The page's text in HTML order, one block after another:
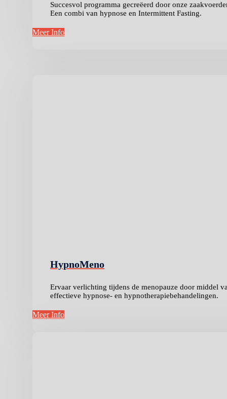
Succesvol programma gecreëerd door onze
Een combi van hypnose en Intermittent Fasting.
Meer Info
HypnoMeno
Ervaar verlichting tijdens de menopauze door middel
effectieve hypnose- en hypnotherapiebehandelingen.
Meer Info